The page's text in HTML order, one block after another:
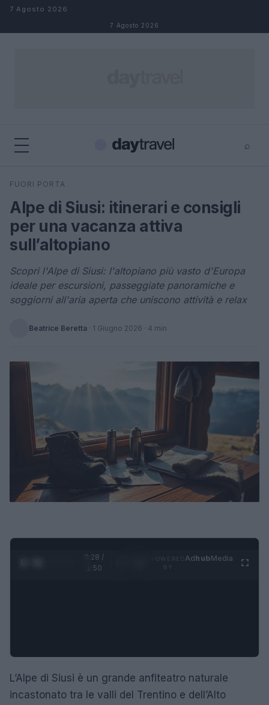
Salta al contenuto
7 Agosto 2026
7 Agosto 2026
⌕
Cerca
FUORI PORTA
Alpe di Siusi: itinerari e consigli
per una vacanza attiva
sull’altopiano
Scopri l'Alpe di Siusi: l'altopiano più vasto d'Europa
ideale per escursioni, passeggiate panoramiche e
soggiorni all'aria aperta che uniscono attività e relax
Beatrice Beretta · 1 Giugno 2026 · 4 min
0:29 /
1:50
AdhubMedia
L’Alpe di Siusi è un grande anfiteatro naturale
incastonato tra le valli del Trentino e dell’Alto